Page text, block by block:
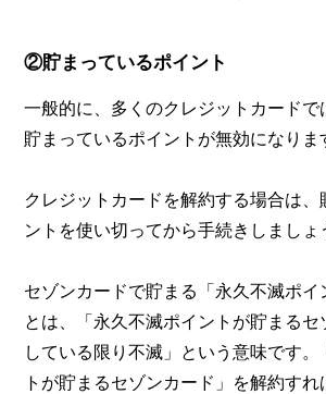
②貯まっているポイント
一般的に、多くのクレジットカードで
貯まっているポイントが無効になりま
クレジットカードを解約する場合は、
ントを使い切ってから手続きしましょ
セゾンカードで貯まる「永久不滅ポイ
とは、「永久不滅ポイントが貯まる
している限り不滅」という意味です。
トが貯まるセゾンカード」を解約すれ